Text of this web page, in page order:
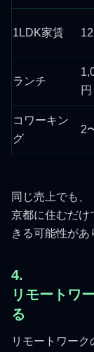
1LDK家賃
ランチ
円
コワーキン
グ
2
同じ売上でも、
京都に住むだけ
きる可能性があ
4.
リモートワ
る
リモートワーク